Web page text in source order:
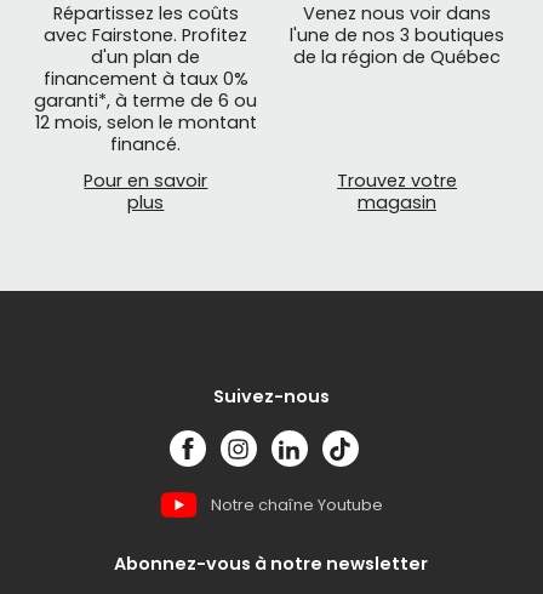
Répartissez les coûts
avec Fairstone. Profitez
d'un plan de
financement à taux 0%
garanti*, à terme de 6 ou
12 mois, selon le montant
financé.
Pour en savoir
plus
Venez nous voir dans
l'une de nos 3 boutiques
de la région de Québec
Trouvez votre
magasin
Suivez-nous
Notre chaîne Youtube
Abonnez-vous à notre newsletter